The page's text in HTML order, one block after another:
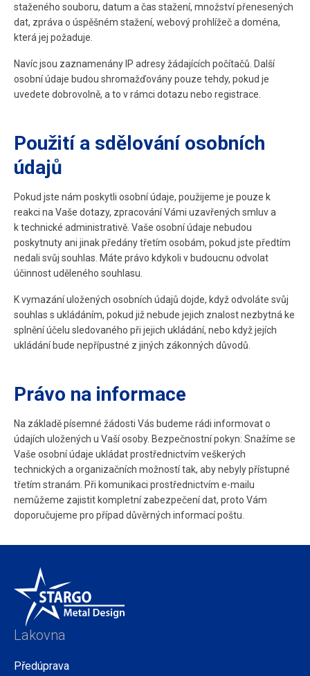
staženého souboru, datum a čas stažení, množství přenesených
dat, zpráva o úspěšném stažení, webový prohlížeč a doména,
která jej požaduje.
Navíc jsou zaznamenány IP adresy žádajících počítačů. Další
osobní údaje budou shromažďovány pouze tehdy, pokud je
uvedete dobrovolně, a to v rámci dotazu nebo registrace.
Použití a sdělování osobních
údajů
Pokud jste nám poskytli osobní údaje, použijeme je pouze k
reakci na Vaše dotazy, zpracování Vámi uzavřených smluv a
k technické administrativě. Vaše osobní údaje nebudou
poskytnuty ani jinak předány třetím osobám, pokud jste předtím
nedali svůj souhlas. Máte právo kdykoli v budoucnu odvolat
účinnost uděleného souhlasu.
K vymazání uložených osobních údajů dojde, když odvoláte svůj
souhlas s ukládáním, pokud již nebude jejich znalost nezbytná ke
splnění účelu sledovaného při jejich ukládání, nebo když jejích
ukládání bude nepřípustné z jiných zákonných důvodů.
Právo na informace
Na základě písemné žádosti Vás budeme rádi informovat o
údajích uložených u Vaší osoby. Bezpečnostní pokyn: Snažíme se
Vaše osobní údaje ukládat prostřednictvím veškerých
technických a organizačních možností tak, aby nebyly přístupné
třetím stranám. Při komunikaci prostřednictvím e-mailu
nemůžeme zajistit kompletní zabezpečení dat, proto Vám
doporučujeme pro případ důvěrných informací poštu.
Lakovna
Předúprava